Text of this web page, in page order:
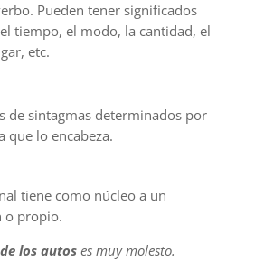
Pueden tener significados
tiempo, el modo, la cantidad, el
etc.
de sintagmas determinados por
que lo encabeza.
tiene como núcleo a un
o propio.
los autoses muy molesto.